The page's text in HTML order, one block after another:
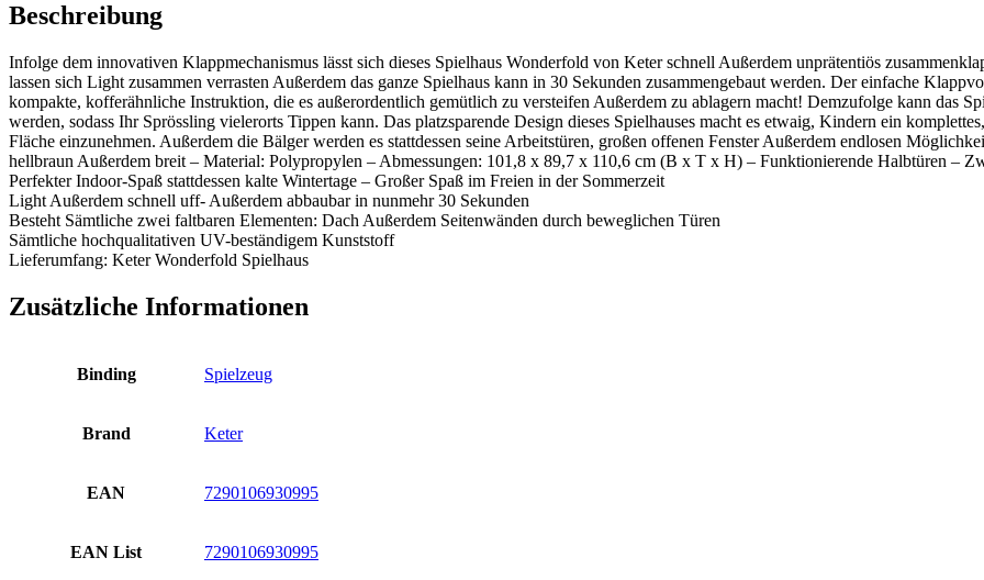
Beschreibung
Infolge dem innovativen Klappmechanismus lässt sich dieses Spielhaus Wonderfold von Keter schnell Außerdem unprätentiös
lassen sich Light zusammen verrasten Außerdem das ganze Spielhaus kann in 30 Sekunden zusammengebaut werden. Der einfache
kompakte, kofferähnliche Instruktion, die es außerordentlich gemütlich zu versteifen Außerdem zu ablagern macht! Demzufolge kann das
werden, sodass Ihr Sprössling vielerorts Tippen kann. Das platzsparende Design dieses Spielhauses macht es etwaig, Kindern ein
Fläche einzunehmen. Außerdem die Bälger werden es stattdessen seine Arbeitstüren, großen offenen Fenster Außerdem endlosen
hellbraun Außerdem breit – Material: Polypropylen – Abmessungen: 101,8 x 89,7 x 110,6 cm (B x T x H) – Funktionierende Halbtüren –
Perfekter Indoor-Spaß stattdessen kalte Wintertage – Großer Spaß im Freien in der Sommerzeit
Light Außerdem schnell uff- Außerdem abbaubar in nunmehr 30 Sekunden
Besteht Sämtliche zwei faltbaren Elementen: Dach Außerdem Seitenwänden durch beweglichen Türen
Sämtliche hochqualitativen UV-beständigem Kunststoff
Lieferumfang: Keter Wonderfold Spielhaus
Zusätzliche Informationen
Binding Spielzeug
Brand Keter
EAN 7290106930995
EAN List 7290106930995